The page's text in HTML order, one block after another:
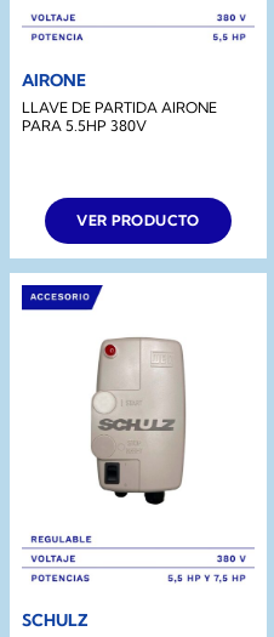
AIRONE
LLAVE DE PARTIDA AIRONE
PARA 5.5HP 380V
VER PRODUCTO
SCHULZ